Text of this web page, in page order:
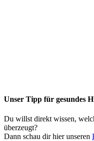
Unser Tipp für gesundes
Du willst direkt wissen,
überzeugt?
Dann schau dir hier unseren